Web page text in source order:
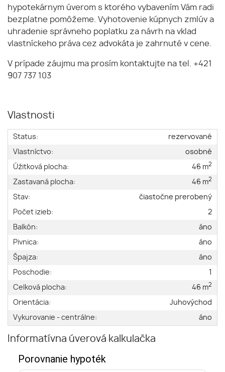
hypotekárnym úverom s ktorého vybavením Vám radi
bezplatne pomôžeme. Vyhotovenie kúpnych zmlúv a
uhradenie správneho poplatku za návrh na vklad
vlastníckeho práva cez advokáta je zahrnuté v cene.
V prípade záujmu ma prosím kontaktujte na tel. +421
907 737 103
Vlastnosti
Status:
rezervované
Vlastníctvo:
osobné
Úžitková plocha:
46 m2
Zastavaná plocha: 46 m2
Stav:
čiastočne prerobený
Počet izieb:
2
Balkón:
áno
Pivnica:
áno
Špajza:
áno
Poschodie:
1
Celková plocha:
46 m2
Orientácia:
Juhovýchod
Vykurovanie - centrálne:
áno
Informatívna úverová kalkulačka